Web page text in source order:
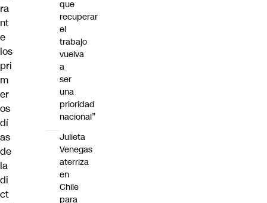
ra
nt
e
los
pri
m
er
os
dí
as
de
la
di
ct
que
recuperar
el
trabajo
vuelva
a
ser
una
prioridad
nacional”
Julieta
Venegas
aterriza
en
Chile
para